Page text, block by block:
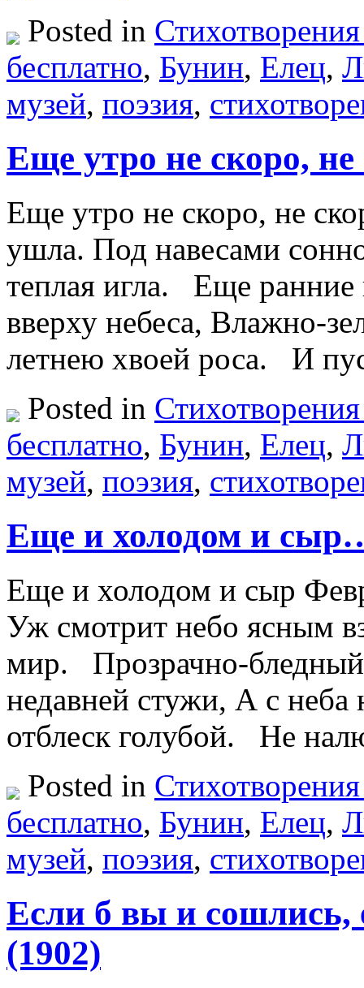
Posted in
бесплатно, Бунин, Елец,
музей, поэзия,
Еще утро не скоро,
Еще утро не скоро, не
ушла. Под навесами
теплая игла. Еще
вверху небеса, Влажно-
летнею хвоей роса. И
Posted in
бесплатно, Бунин, Елец,
музей, поэзия,
Еще и холодом и
Еще и холодом и сыр
Уж смотрит небо ясным
мир. Прозрачно-бледный,
недавней стужи, А с
отблеск голубой. Не
Posted in
бесплатно, Бунин, Елец,
музей, поэзия,
Если б вы и
(1902)